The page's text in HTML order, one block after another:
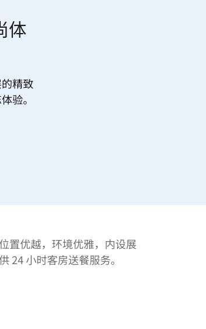
体
精致
验。
置优越，环境优雅，内设展
24 小时客房送餐服务。